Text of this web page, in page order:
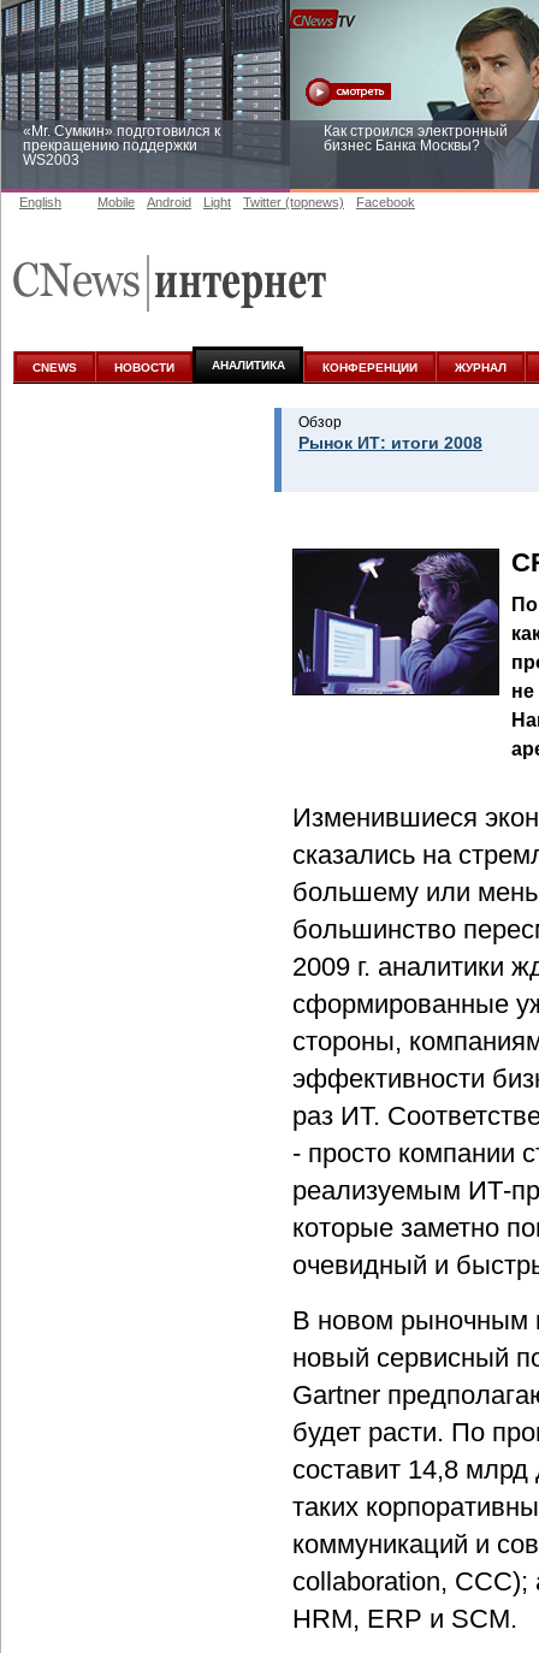
«Mr. Сумкин» подготовился к
прекращению поддержки
WS2003
Как строился электронный
бизнес Банка Москвы?
аналитике
English Mobile Android Light Twitter (topnews) Facebook
CNEWS НОВОСТИ АНАЛИТИКА КОНФЕРЕНЦИИ ЖУРНАЛ
Обзор
Рынок ИТ: итоги 2008
Изменившиеся
сказались на
большему или
большинство
2009 г. аналитики
сформированные
стороны,
эффективности
раз ИТ.
- просто компании
реализуемым ИТ-
которые заметно
очевидный и
В новом рыночным
новый сервисный
Gartner
будет расти. По
составит 14,8
таких
коммуникаций и
collaboration, CCC);
HRM, ERP и SCM.